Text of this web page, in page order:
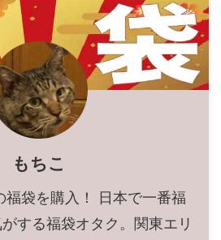
もちこ
袋を購入！ 日本で一番福
する福袋オタク。関東エリ